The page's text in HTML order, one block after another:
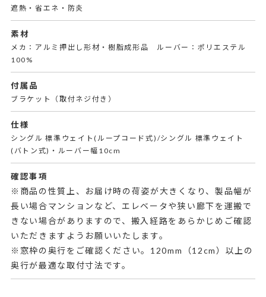
遮熱・省エネ・防炎
素材
メカ：アルミ押出し形材・樹脂成形品 ルーバー：ポリエステル
100%
付属品
ブラケット（取付ネジ付き）
仕様
シングル 標準ウェイト(ループコード式)/シングル 標準ウェイト
(バトン式)・ルーバー幅10cm
確認事項
※商品の性質上、お届け時の荷姿が大きくなり、製品幅が
長い場合マンションなど、エレベータや狭い廊下を運搬で
きない場合がありますので、搬入経路をあらかじめご確認
いただきますようお願いいたします。
※窓枠の奥行をご確認ください。120mm（12cm）以上の
奥行が最適な取付寸法です。